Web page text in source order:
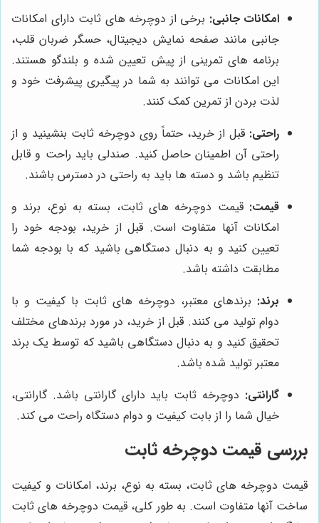
امکانات جانبی: برخی از دوچرخه های ثابت دارای امکانات
جانبی مانند صفحه نمایش دیجیتال، حسگر ضربان قلب،
برنامه های تمرینی از پیش تعیین شده و بلندگو هستند.
این امکانات می توانند به شما در پیگیری پیشرفت خود و
لذت بردن از تمرین کمک کنند.
راحتی: قبل از خرید، حتماً روی دوچرخه ثابت بنشینید و از
راحتی آن اطمینان حاصل کنید. صندلی باید راحت و قابل
تنظیم باشد و دسته ها باید به راحتی در دسترس باشند.
قیمت: قیمت دوچرخه های ثابت، بسته به نوع، برند و
امکانات آنها متفاوت است. قبل از خرید، بودجه خود را
تعیین کنید و به دنبال دستگاهی باشید که با بودجه شما
مطابقت داشته باشد.
برند: برندهای معتبر، دوچرخه های ثابت با کیفیت و با
دوام تولید می کنند. قبل از خرید، در مورد برندهای مختلف
تحقیق کنید و به دنبال دستگاهی باشید که توسط یک برند
معتبر تولید شده باشد.
گارانتی: دوچرخه ثابت باید دارای گارانتی باشد. گارانتی،
خیال شما را از بابت کیفیت و دوام دستگاه راحت می کند.
بررسی قیمت دوچرخه ثابت
قیمت دوچرخه های ثابت، بسته به نوع، برند، امکانات و کیفیت
ساخت آنها متفاوت است. به طور کلی، قیمت دوچرخه های ثابت